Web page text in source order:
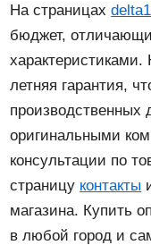
На страницах
бюджет,
летняя гарантия,
производственных
оригинальными
консультации по
страницу контакты
магазина. Купить
в любой город и